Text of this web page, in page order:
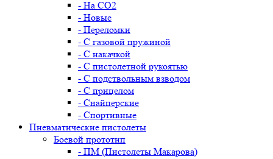
- На CO2
- Новые
- Переломки
- С газовой пружиной
- С накачкой
- С пистолетной рукоятью
- С подствольным взводом
- С прицелом
- Снайперские
- Спортивные
Пневматические пистолеты
Боевой прототип
- ПМ (Пистолеты Макарова)